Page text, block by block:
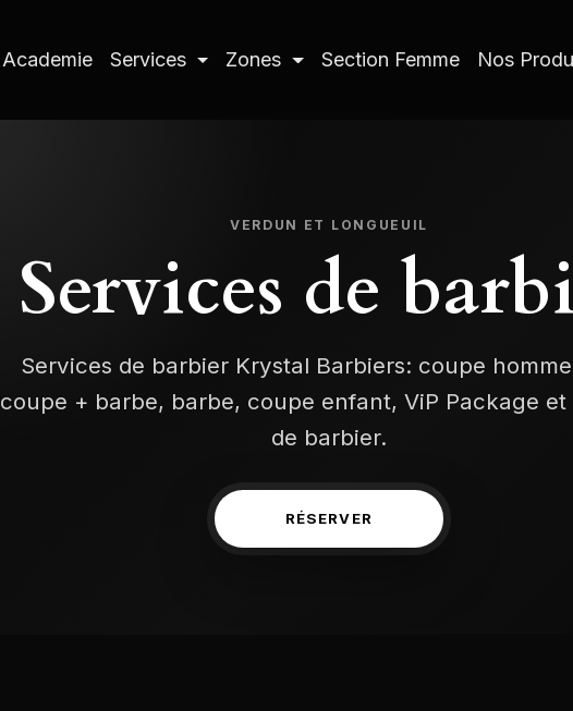
Academie Services Zones Section Femme Nos
VERDUN ET LONGUEUIL
Services de
Services de barbier Krystal Barbiers: coupe
coupe + barbe, barbe, coupe enfant, ViP Package
de barbier.
RÉSERVER